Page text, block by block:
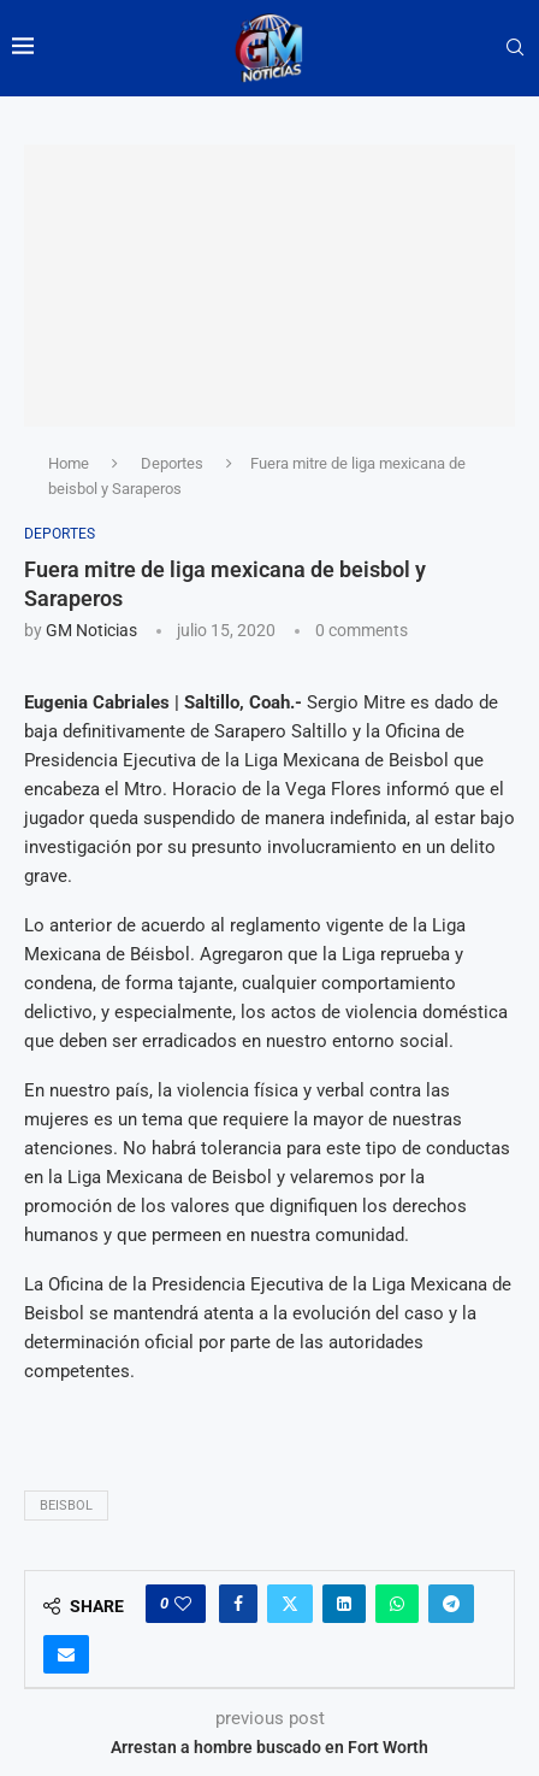
Home Deportes
Fuera mitre de liga mexicana de
beisbol y Saraperos
DEPORTES
Fuera mitre de liga mexicana de beisbol y
Saraperos
byGM Noticias julio 15, 2020 0 comments
Eugenia Cabriales | Saltillo, Coah.- Sergio Mitre es dado de
baja definitivamente de Sarapero Saltillo y la Oficina de
Presidencia Ejecutiva de la Liga Mexicana de Beisbol que
encabeza el Mtro. Horacio de la Vega Flores informó que el
jugador queda suspendido de manera indefinida, al estar bajo
investigación por su presunto involucramiento en un delito
grave.
Lo anterior de acuerdo al reglamento vigente de la Liga
Mexicana de Béisbol. Agregaron que la Liga reprueba y
condena, de forma tajante, cualquier comportamiento
delictivo, y especialmente, los actos de violencia doméstica
que deben ser erradicados en nuestro entorno social.
En nuestro país, la violencia física y verbal contra las
mujeres es un tema que requiere la mayor de nuestras
atenciones. No habrá tolerancia para este tipo de conductas
en la Liga Mexicana de Beisbol y velaremos por la
promoción de los valores que dignifiquen los derechos
humanos y que permeen en nuestra comunidad.
La Oficina de la Presidencia Ejecutiva de la Liga Mexicana de
Beisbol se mantendrá atenta a la evolución del caso y la
determinación oficial por parte de las autoridades
competentes.
BEISBOL
SHARE 0
previous post
Arrestan a hombre buscado en Fort Worth